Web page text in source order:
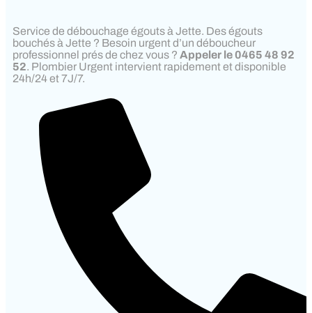
Service de débouchage égouts à Jette. Des égouts
bouchés à Jette ? Besoin urgent d’un déboucheur
professionnel prés de chez vous ? Appeler le 0465 48 92
52. Plombier Urgent intervient rapidement et disponible
24h/24 et 7J/7.